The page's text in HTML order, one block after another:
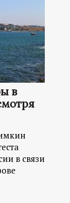
в
в связи